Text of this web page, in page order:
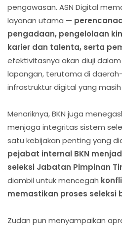
pengawasan. ASN Digital
layanan utama —
pengadaan, pengelolaan
karier dan talenta, serta
efektivitasnya akan diuji
lapangan, terutama di
infrastruktur digital yang masih
Menariknya, BKN juga
menjaga integritas sistem
satu kebijakan penting yang
pejabat internal BKN
seleksi Jabatan Pimpinan
diambil untuk mencegah
memastikan proses seleksi
Zudan pun menyampaikan